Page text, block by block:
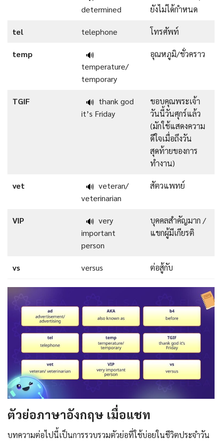
determined
ยังไม่ได้กำหนด
tel telephone โทรศัพท์
temp
🔊
temperature/
temporary
อุณหภูมิ/ชั่วคราว
TGIF 🔊 thank god
it’s Friday
ขอบคุณพระเจ้า
วันนี้วันศุกร์แล้ว
(มักใช้แสดงความ
ดีใจเมื่อถึงวัน
สุดท้ายของการ
ทำงาน)
vet 🔊 veteran/
veterinarian
สัตวแพทย์
VIP 🔊 very
important
person
บุคคลสำคัญมาก /
แขกผู้มีเกียรติ
vs versus ต่อสู้กับ
ตัวย่อภาษาอังกฤษ เมื่อแชท
บทความต่อไปนี้เป็นการรวบรวมตัวย่อที่ใช้บ่อยในชีวิตประจำวัน